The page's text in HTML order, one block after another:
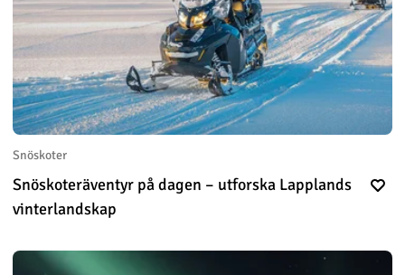
Snöskoter
Snöskoteräventyr på dagen – utforska Lapplands
vinterlandskap